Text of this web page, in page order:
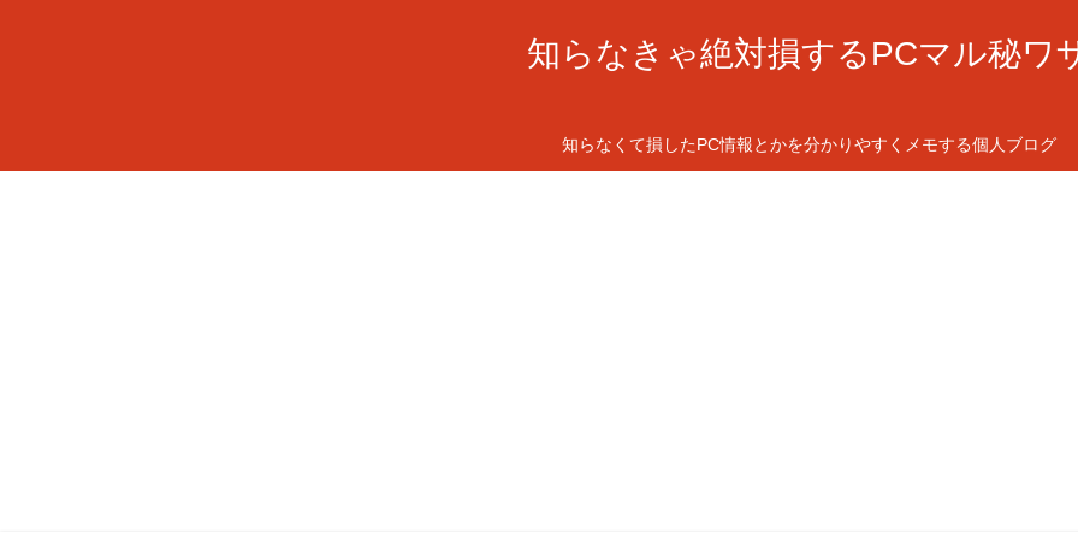
知らなきゃ絶対損するPCマル秘ワ
知らなくて損したPC情報とかを分かりやすくメモする個人ブログ